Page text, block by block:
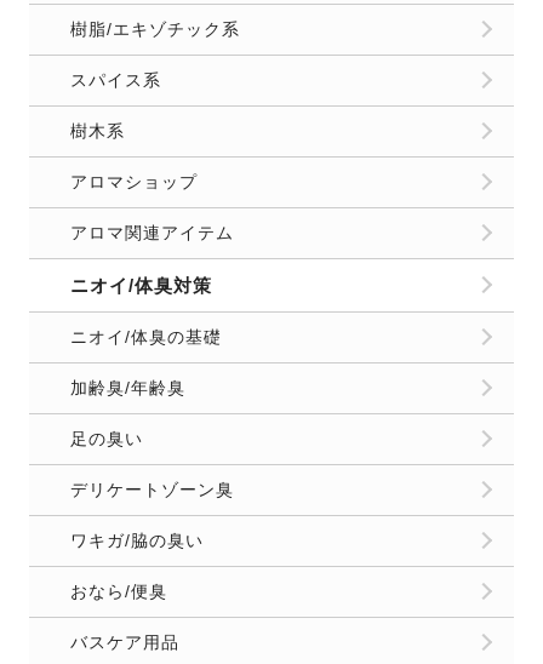
樹脂/エキゾチック系
スパイス系
樹木系
アロマショップ
アロマ関連アイテム
ニオイ/体臭対策
ニオイ/体臭の基礎
加齢臭/年齢臭
足の臭い
デリケートゾーン臭
ワキガ/脇の臭い
おなら/便臭
バスケア用品